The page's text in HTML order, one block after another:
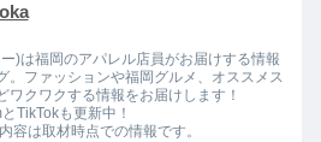
)は福岡のアパレル店員がお届けする情報
。ファッションや福岡グルメ、オススメス
ワクワクする情報をお届けします！
TikTokも更新中！
容は取材時点での情報です。